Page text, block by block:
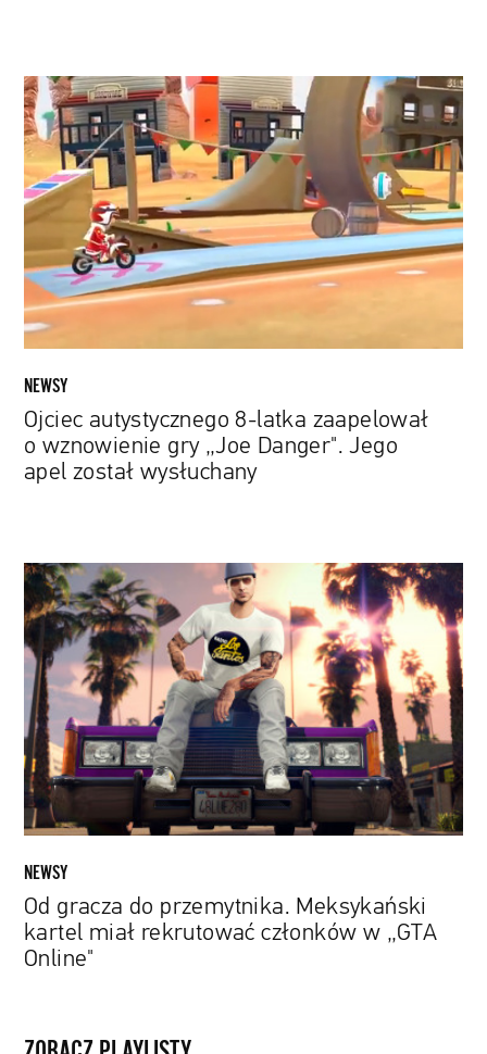
Ojciec
autystycznego
8-
latka
zaapelował
wznowienie
gry
Danger".
Jego
apel
wysłuchany
NEWSY
Ojciec autystycznego 8-latka zaapelował
o wznowienie gry „Joe Danger". Jego
apel został wysłuchany
Od
gracza
do
przemytnika.
Meksykański
kartel
miał
rekrutować
członków
w
„GTA
Online"
NEWSY
Od gracza do przemytnika. Meksykański
kartel miał rekrutować członków w „GTA
Online"